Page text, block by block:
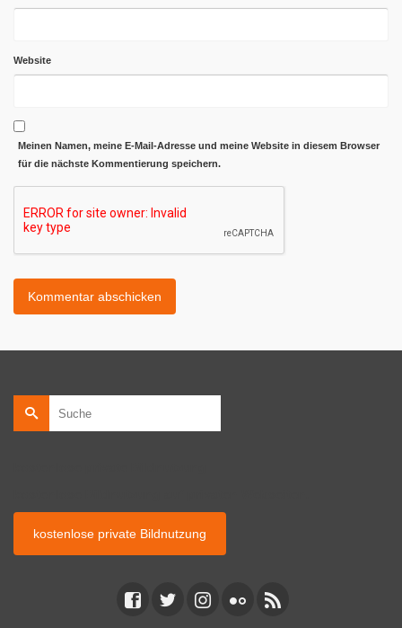
Website
Meinen Namen, meine E-Mail-Adresse und meine Website in diesem Browser
für die nächste Kommentierung speichern.
Suche
nach:
kostenlose private Bildnutzung